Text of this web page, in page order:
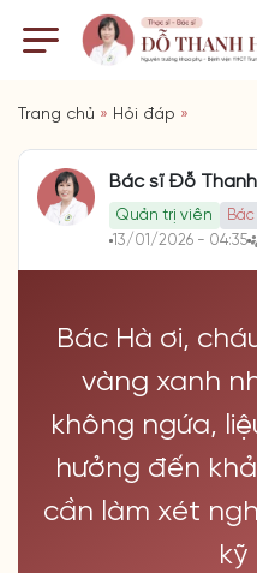
Trang chủ » Hỏi đáp »
Bác sĩ Đỗ
Quản trị viên
13/01/2026 - 04:35
Bác Hà ơi,
vàng xanh
không ngứa,
hưởng đến
cần làm xét
kỹ